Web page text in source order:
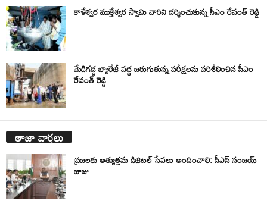
కాళేశ్వర ముక్తేశ్వర స్వామి వారిని దర్శించుకున్న సీఎం రేవంత్ రెడ్డి
మేడిగడ్డ బ్యారేజీ వద్ద జరుగుతున్న పరీక్షలను పరిశీలించిన సీఎం
రేవంత్ రెడ్డి
తాజా వార్తలు
ప్రజలకు అత్యుత్తమ డిజిటల్ సేవలు అందించాలి: సీఎస్ సంజయ్
జాజు